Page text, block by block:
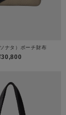
ナタ）ポーチ財布